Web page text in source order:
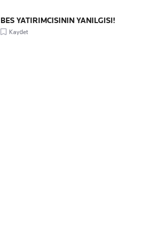
BES YATIRIMCISININ YANILGISI!
Kaydet